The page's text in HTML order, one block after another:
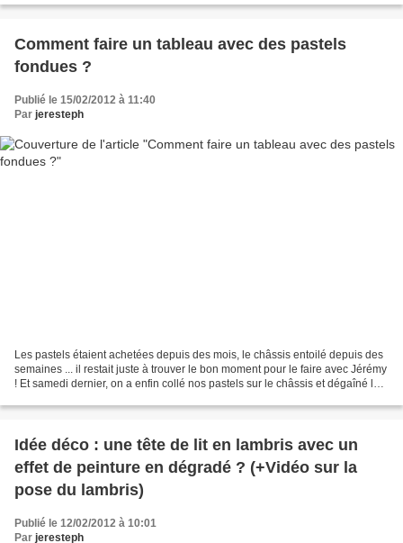
Comment faire un tableau avec des pastels
fondues ?
Publié le 15/02/2012 à 11:40
Par jeresteph
Les pastels étaient achetées depuis des mois, le châssis entoilé depuis des
semaines ... il restait juste à trouver le bon moment pour le faire avec Jérémy
! Et samedi dernier, on a enfin collé nos pastels sur le châssis et dégaîné le
Idée déco : une tête de lit en lambris avec un
effet de peinture en dégradé ? (+Vidéo sur la
pose du lambris)
Publié le 12/02/2012 à 10:01
Par jeresteph